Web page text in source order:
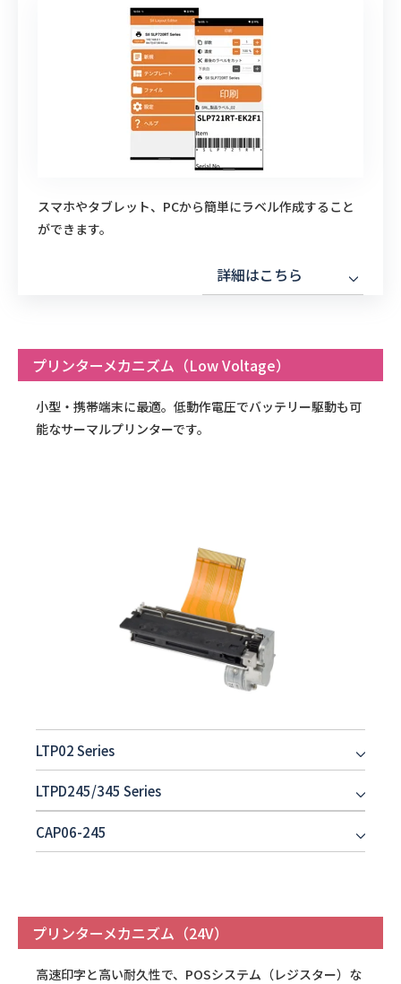
スマホやタブレット、PCから簡単にラベル作成すること
ができます。
詳細はこちら
プリンターメカニズム（Low Voltage）
小型・携帯端末に最適。低動作電圧でバッテリー駆動も可
能なサーマルプリンターです。
LTP02 Series
LTPD245/345 Series
CAP06-245
プリンターメカニズム（24V）
高速印字と高い耐久性で、POSシステム（レジスター）な